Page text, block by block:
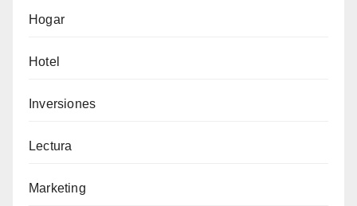
Hogar
Hotel
Inversiones
Lectura
Marketing